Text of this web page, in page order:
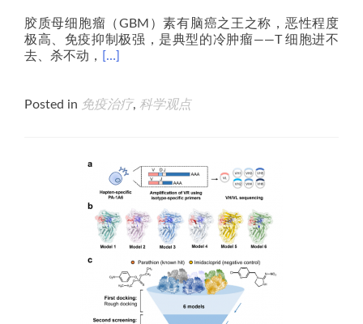
胶质母细胞瘤（GBM）素有脑癌之王之称，恶性程度
极高、免疫抑制极强，是典型的冷肿瘤——T 细胞进不
去、杀不动，
[…]
Posted in 免疫治疗, 科学观点